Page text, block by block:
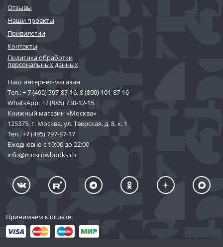
Отзывы
Наши проекты
Привилегии
Контакты
Политика обработки
персональных данных
Наш интернет-магазин
Тел.:+ 7 (495) 797-87-16,8 (800) 101-87-16
WhatsApp:+7 (985) 730-12-15
Книжный магазин «Москва»
125375, г. Москва, ул. Тверская, д. 8, к. 1
Тел.:+7 (495) 797-87-17
Ежедневно с 10:00 до 22:00
info@moscowbooks.ru
Принимаем к оплате: